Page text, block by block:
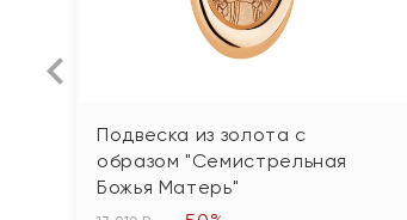
Подвеска из золота с
образом "Семистрельная
Божья Матерь"